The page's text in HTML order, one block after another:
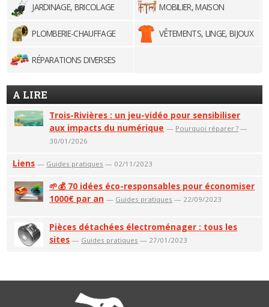
JARDINAGE, BRICOLAGE
MOBILIER, MAISON
PLOMBERIE-CHAUFFAGE VÊTEMENTS, LINGE, BIJOUX
RÉPARATIONS DIVERSES
A LIRE
Trois-Rivières : un jeu-vidéo pour sensibiliser
aux impacts du numérique — Pourquoi réparer ? —
30/01/2026
Liens — Guides pratiques — 02/11/2023
🌱💰 70 idées éco-responsables pour économiser
1000€ par an — Guides pratiques — 22/09/2023
Pièces détachées électroménager : tous les
sites — Guides pratiques — 27/01/2023